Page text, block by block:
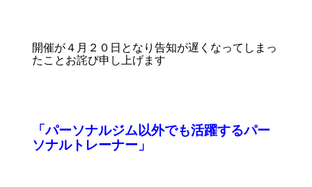
開催が４月２０日となり告知が遅くなってしまっ
たことお詫び申し上げます
「パーソナルジム以外でも活躍するパー
ソナルトレーナー」